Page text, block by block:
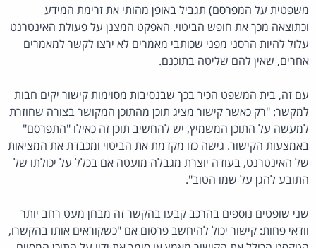
משפטית על המפרסם) תגביל באופן מהותי את זרימת המידע
וכתוצאה מכך את חופש הביטוי. האפקט המצנן על פעולת האינטרנט
עלול להיות הרסני מפני שכותבי מאמרים לא ירצו לקשר למאמרים
אחרים, שאין להם שליטה בתוכנם.
עם זה, בית המשפט הכיר בכך שבנסיבות מסוימות קישור יקים חבות
למקשר: "רק כאשר קישור מציג תוכן מהתוכן המקושר בצורה שחוזרת
למעשה על התוכן המשמיץ, יש להחשיב תוכן זה כאילו "התפרסם"
באמצעות הקישור. גישה כזו מקדמת את הביטוי ומכבדת את המציאות
של האינטרנט, בעודה יוצרת מגבלה מועטה אם בכלל על יכולתו של
התובע להגן על שמו הטוב".
שני שופטים נוספים בהרכב קבעו בהקשר זה מבחן מעט רחב יותר
וודאי פחות: קישור יכול להיחשב פרסום אם "כשקוראים אותו בהקשרו,